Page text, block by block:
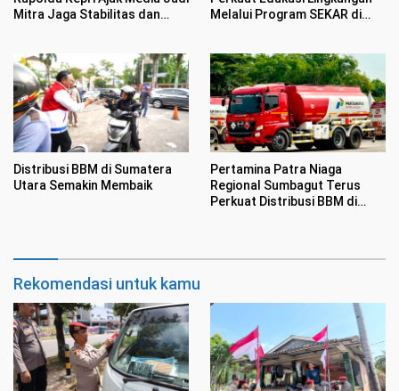
Mitra Jaga Stabilitas dan
Melalui Program SEKAR di
Distribusi BBM di Sumatera
Utara Semakin Membaik
Pertamina Patra Niaga
Regional Sumbagut Terus
Perkuat Distribusi BBM di
Rekomendasi untuk kamu